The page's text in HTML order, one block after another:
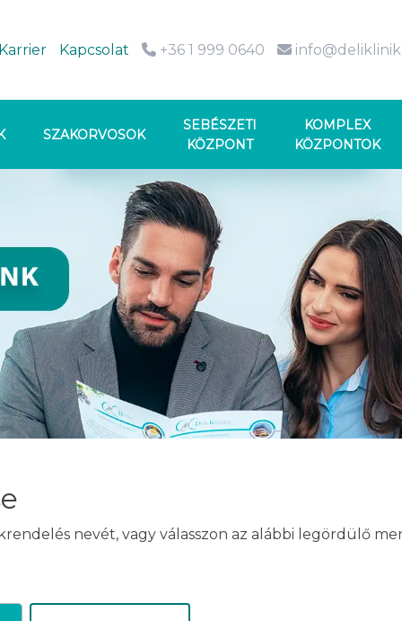
Kapcsolat +36 1 999 0640
SZAKORVOSOK
SEBÉSZETI
KÖZPONT
KOMPLEX
KÖZPONTOK
nevét, vagy válasszon az alábbi legördülő